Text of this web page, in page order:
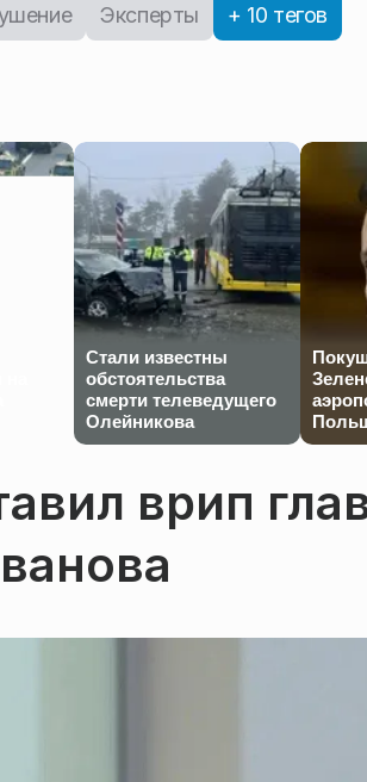
Эксперты + 10 тегов
Стали известны
обстоятельства
смерти телеведущего
Олейникова
врип